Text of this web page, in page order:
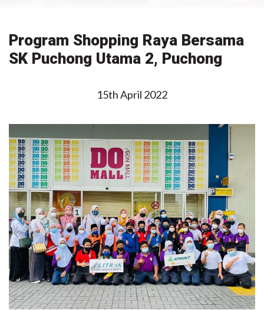
Program Shopping Raya Bersama
SK Puchong Utama 2, Puchong
15th April 2022